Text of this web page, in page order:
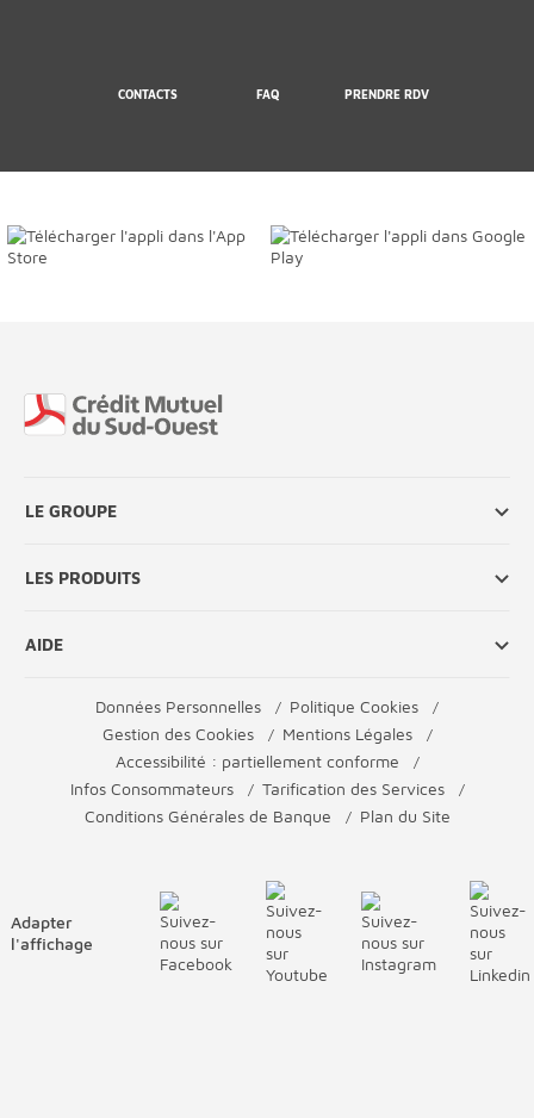
CONTACTS FAQ PRENDRE RDV
LE GROUPE
LES PRODUITS
AIDE
Données Personnelles
Politique Cookies
Gestion des Cookies
Mentions Légales
Accessibilité : partiellement conforme
Infos Consommateurs
Tarification des Services
Conditions Générales de Banque
Plan du Site
Adapter
l'affichage
Fin de page